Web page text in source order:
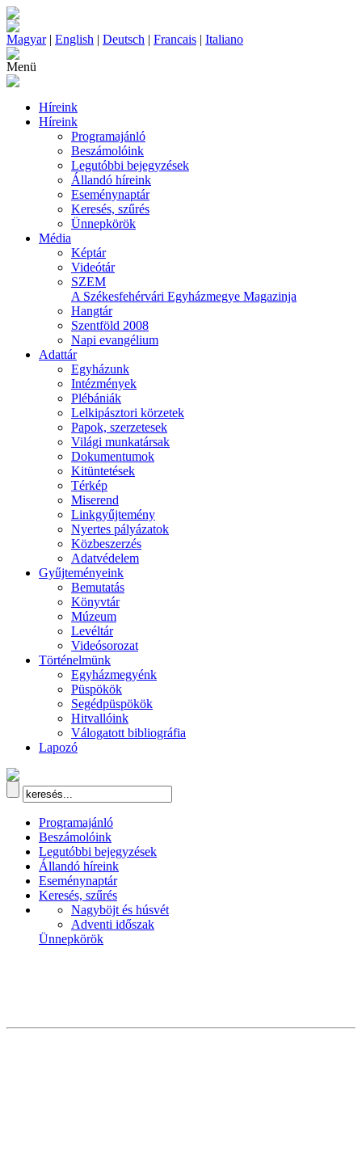
Magyar| English | Deutsch | Francais | Italiano
Menü
Híreink
Híreink
Programajánló
Beszámolóink
Legutóbbi bejegyzések
Állandó híreink
Eseménynaptár
Keresés, szűrés
Ünnepkörök
Média
Képtár
Videótár
SZEM
A Székesfehérvári Egyházmegye Magazinja
Hangtár
Szentföld 2008
Napi evangélium
Adattár
Egyházunk
Intézmények
Plébániák
Lelkipásztori körzetek
Papok, szerzetesek
Világi munkatársak
Dokumentumok
Kitüntetések
Térkép
Miserend
Linkgyűjtemény
Nyertes pályázatok
Közbeszerzés
Adatvédelem
Gyűjteményeink
Bemutatás
Könyvtár
Múzeum
Levéltár
Videósorozat
Történelmünk
Egyházmegyénk
Püspökök
Segédpüspökök
Hitvallóink
Válogatott bibliográfia
Lapozó
Programajánló
Beszámolóink
Legutóbbi bejegyzések
Állandó híreink
Eseménynaptár
Keresés, szűrés
Nagyböjt és húsvét
Adventi időszak
Ünnepkörök